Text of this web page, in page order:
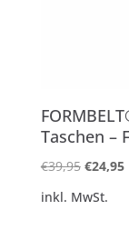
Taschen –
€39,95
war:
€24,95
inkl. MwSt.